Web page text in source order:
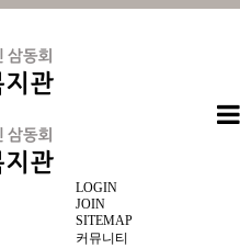
LOGIN
JOIN
SITEMAP
커뮤니티